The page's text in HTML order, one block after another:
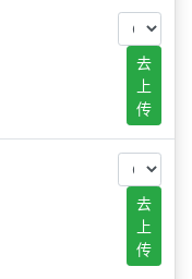
去
上
传
去
上
传